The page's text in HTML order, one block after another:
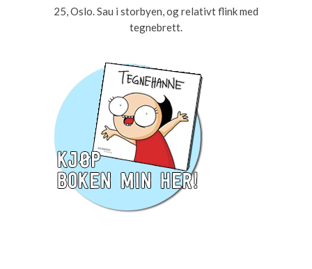
25, Oslo. Sau i storbyen, og relativt flink med
tegnebrett.